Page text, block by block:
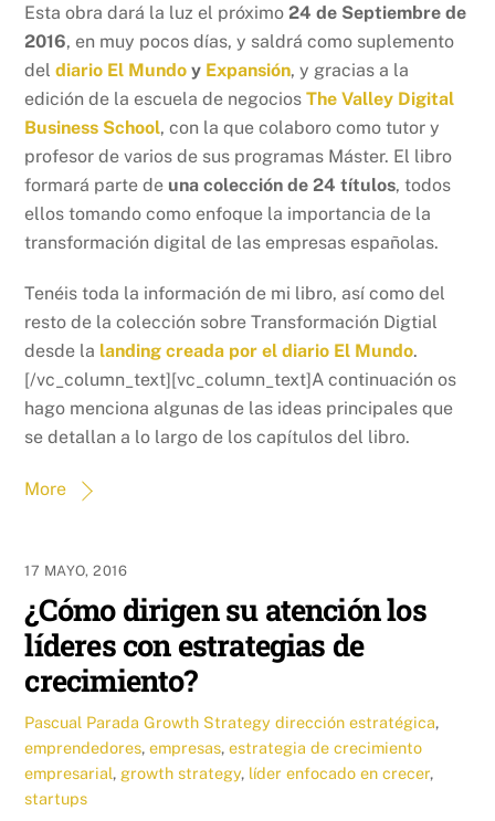
Esta obra dará la luz el próximo24 de Septiembre de
2016, en muy pocos días, y saldrá como suplemento
deldiario El Mundo y Expansión, y gracias a la
edición de la escuela de negociosThe Valley Digital
Business School, con la que colaboro como tutor y
profesor de varios de sus programas Máster. El libro
formará parte de una colección de 24 títulos, todos
ellos tomando como enfoque la importancia de la
transformación digital de las empresas españolas.
Tenéis toda la información de mi libro, así como del
resto de la colección sobre Transformación Digtial
desde la landing creada por el diario El Mundo.
[/vc_column_text][vc_column_text]A continuación os
hago menciona algunas de las ideas principales que
se detallan a lo largo de los capítulos del libro.
More
17 MAYO, 2016
¿Cómo dirigen su atención los
líderes con estrategias de
crecimiento?
Pascual Parada Growth Strategy dirección estratégica,
emprendedores,empresas,estrategia de crecimiento
empresarial, growth strategy, líder enfocado en crecer,
startups